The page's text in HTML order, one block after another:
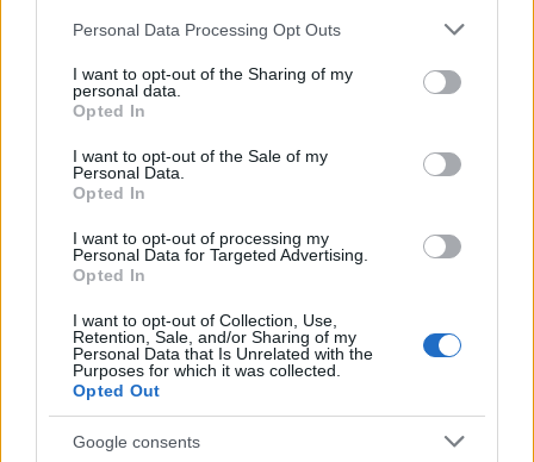
Please note that this website/app uses one or more Google
not limited to your visit or usage behaviour. You may click to
grant or deny consent to Google and its third-party tags to
use your data for below specified purposes in below Google
consent section.
Personal Data Processing Opt Outs
I want to opt-out of the Sharing of my
personal data.
Opted In
I want to opt-out of the Sale of my
Personal Data.
Opted In
I want to opt-out of processing my
Personal Data for Targeted Advertising.
Opted In
I want to opt-out of Collection, Use,
Retention, Sale, and/or Sharing of my
Personal Data that Is Unrelated with the
Purposes for which it was collected.
Opted Out
Google consents
Αν τα χάσατε